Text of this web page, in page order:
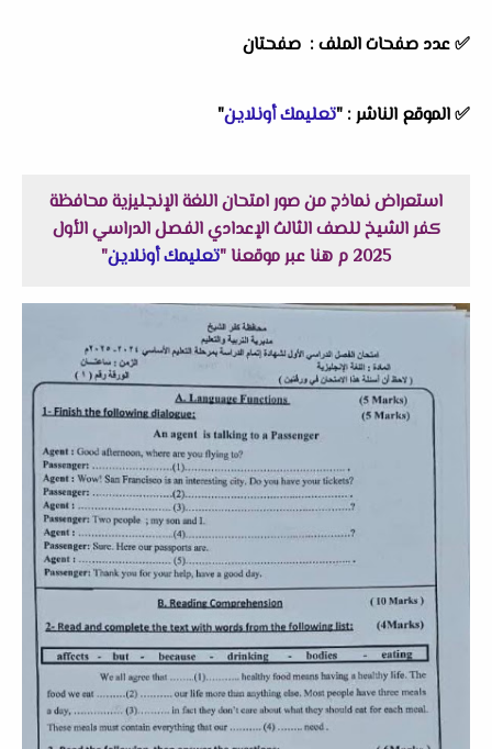
✅ عدد صفحات الملف : صفحتان
✅الموقع الناشر : "تعليمك أونلاين"
استعراض نماذج من صور امتحان اللغة الإنجليزية محافظة
كفر الشيخ للصف الثالث الإعدادي الفصل الدراسي الأول
2025 م هنا عبر موقعنا "
تعليمك أونلاين"